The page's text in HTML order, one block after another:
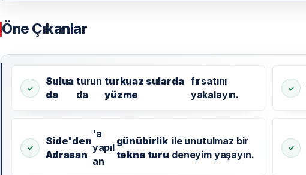
Öne Çıkanlar
Sulua
da
turun
da
turkuaz sularda
yüzme
fırsatını
yakalayın.
Side'den
Adrasan
'a
yapıl
an
günübirlik
tekne turu
ile unutulmaz bir
deneyim yaşayın.